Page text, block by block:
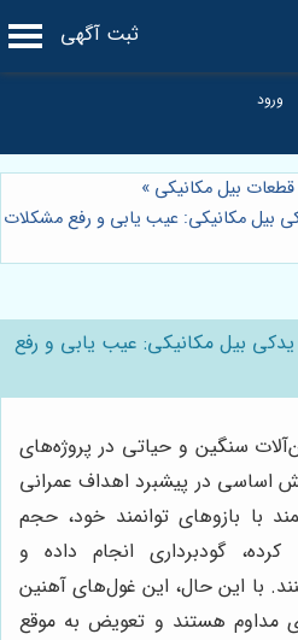
ثبت آگهی
قطعات بیل مکانیکی »
بیل مکانیکی: عیب یابی و رفع مشکلات
یدکی بیل مکانیکی: عیب یابی و رفع
سنگین و حیاتی در پروژه‌های
اساسی در پیشبرد اهداف عمرانی
با بازوهای توانمند خود، حجم
گودبرداری انجام داده و
با این حال، این غول‌های آهنین
مداوم هستند و تعویض به موقع